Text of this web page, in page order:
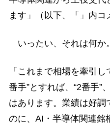
ます」（以下、「」内コ
いったい、それは何か。
「これまで相場を牽引
番手”とすれば、“2番手”
はあります。業績は好調
のに、AI・半導体関連銘